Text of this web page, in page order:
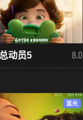
动员5 8.0
蓝光